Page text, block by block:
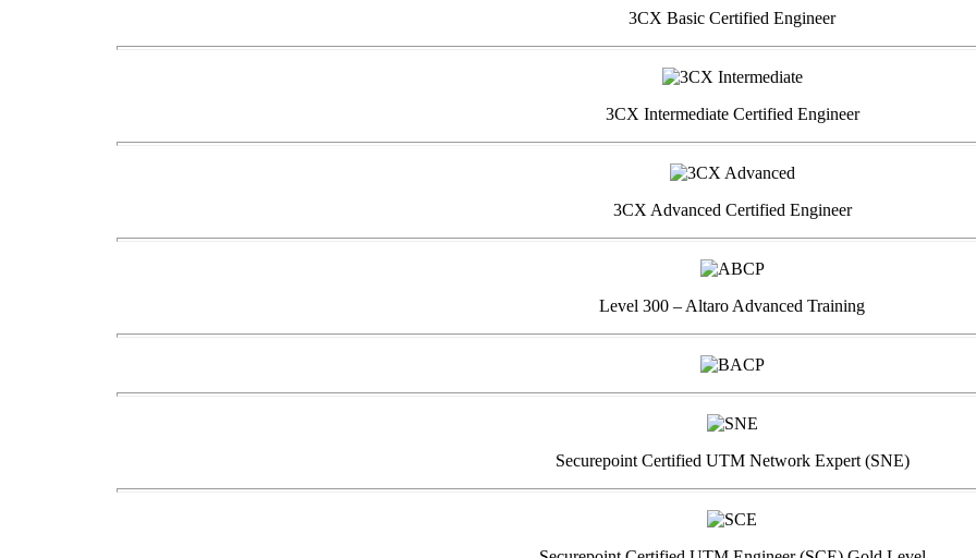
3CX Basic Certified Engineer
3CX Intermediate Certified Engineer
3CX Advanced Certified Engineer
Level 300 – Altaro Advanced Training
Securepoint Certified UTM Network Expert (SNE)